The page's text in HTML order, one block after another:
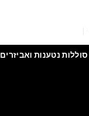
סוללות נטענות ואביזרים